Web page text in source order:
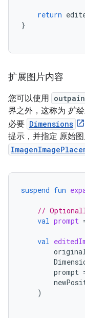
return
}
扩展图片内容
您可以使用
界之外，这称为 扩绘
必要 Dimensions
提示，并指定 原始
suspend fun
//
val prompt
val
prompt
)